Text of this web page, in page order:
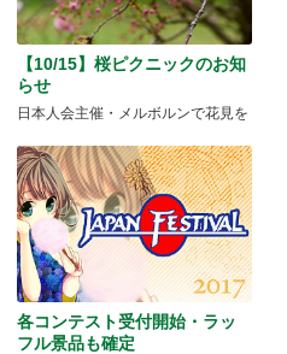
【10/15】桜ピクニックのお知
らせ
日本人会主催・メルボルンで花見を
各コンテスト受付開始・ラッ
フル景品も確定